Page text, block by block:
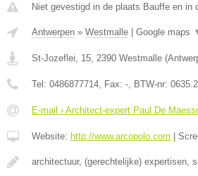
Niet gevestigd in de plaats Bauffe en in
Antwerpen » Westmalle Google maps
St-Jozeflei, 15, 2390 Westmalle (
Tel: 0486877714, Fax: -, BTW-nr:
E-mail › Architect-expert Paul De
Website: http://www.arcopolo.com
architectuur, (gerechtelijke) expertisen,